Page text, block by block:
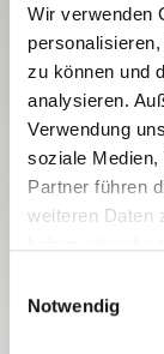
Wir verwenden
zu können und
analysieren.
Verwendung
soziale Medien,
Partner führen
weiteren Daten
Notwendig